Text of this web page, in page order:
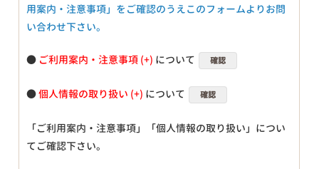
用案内・注意事項」をご確認のうえこのフォームよりお問
い合わせ下さい。
● ご利用案内・注意事項 について 確認
●個人情報の取り扱い について 確認
「ご利用案内・注意事項」「個人情報の取り扱い」につい
てご確認下さい。